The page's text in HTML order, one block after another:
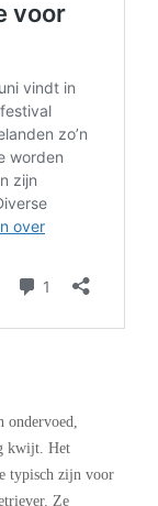
ondervoed,
kwijt. Het
typisch zijn voor
Ze